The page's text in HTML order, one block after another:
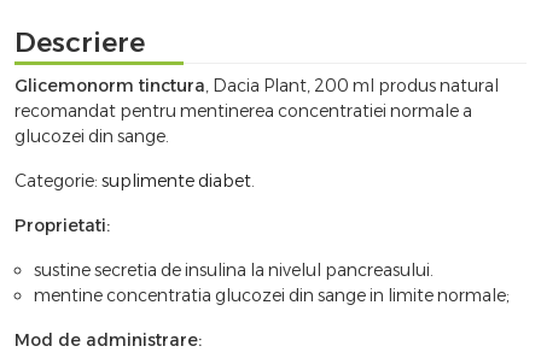
Descriere
Glicemonorm tinctura, Dacia Plant, 200 ml produs natural
recomandat pentru mentinerea concentratiei normale a
glucozei din sange.
Categorie: suplimente diabet.
Proprietati:
sustine secretia de insulina la nivelul pancreasului.
mentine concentratia glucozei din sange in limite normale;
Mod de administrare: